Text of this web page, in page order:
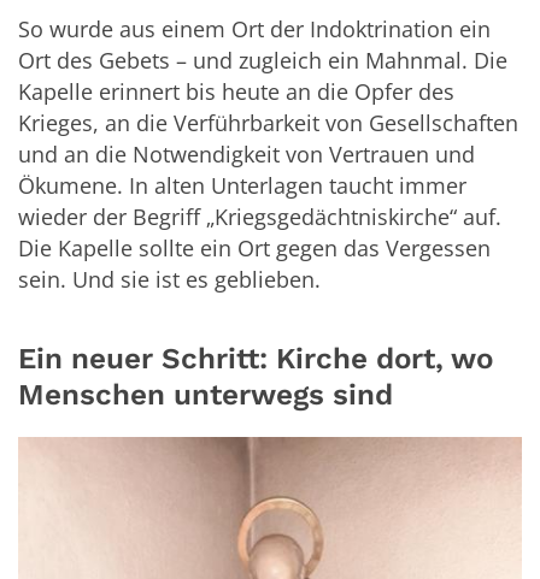
So wurde aus einem Ort der Indoktrination ein
Ort des Gebets – und zugleich ein Mahnmal. Die
Kapelle erinnert bis heute an die Opfer des
Krieges, an die Verführbarkeit von Gesellschaften
und an die Notwendigkeit von Vertrauen und
Ökumene. In alten Unterlagen taucht immer
wieder der Begriff „Kriegsgedächtniskirche“ auf.
Die Kapelle sollte ein Ort gegen das Vergessen
sein. Und sie ist es geblieben.
Ein neuer Schritt: Kirche dort, wo
Menschen unterwegs sind